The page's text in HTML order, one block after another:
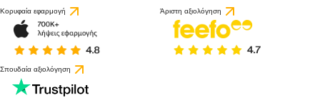
Κορυφαία εφαρμογή Άριστη αξιολόγηση
Σπουδαία αξιολόγηση